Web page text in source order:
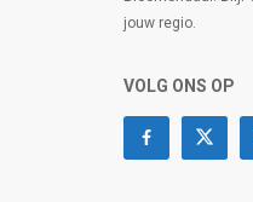
jouw regio.
VOLG ONS OP